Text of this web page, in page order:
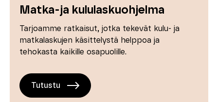
Matka-ja kululaskuohjelma
Tarjoamme ratkaisut, jotka tekevät kulu- ja
matkalaskujen käsittelystä helppoa ja
tehokasta kaikille osapuolille.
Tutustu